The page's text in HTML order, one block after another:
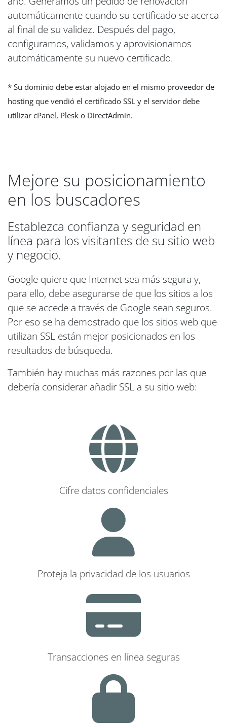
automáticamente cuando su certificado se acerca
al final de su validez. Después del pago,
configuramos, validamos y aprovisionamos
automáticamente su nuevo certificado.
* Su dominio debe estar alojado en el mismo proveedor de
hosting que vendió el certificado SSL y el servidor debe
utilizar cPanel, Plesk o DirectAdmin.
Mejore su posicionamiento
en los buscadores
Establezca confianza y seguridad en
línea para los visitantes de su sitio web
y negocio.
Google quiere que Internet sea más segura y,
para ello, debe asegurarse de que los sitios a los
que se accede a través de Google sean seguros.
Por eso se ha demostrado que los sitios web que
utilizan SSL están mejor posicionados en los
resultados de búsqueda.
También hay muchas más razones por las que
debería considerar añadir SSL a su sitio web:
Cifre datos confidenciales
Proteja la privacidad de los usuarios
Transacciones en línea seguras